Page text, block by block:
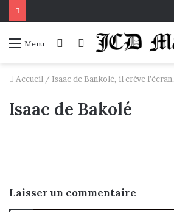
Menu Connexion
Voir
panier
Accueil / Isaac de Bankolé, il crève l’écran.
Isaac de Bakolé
Laisser un commentaire